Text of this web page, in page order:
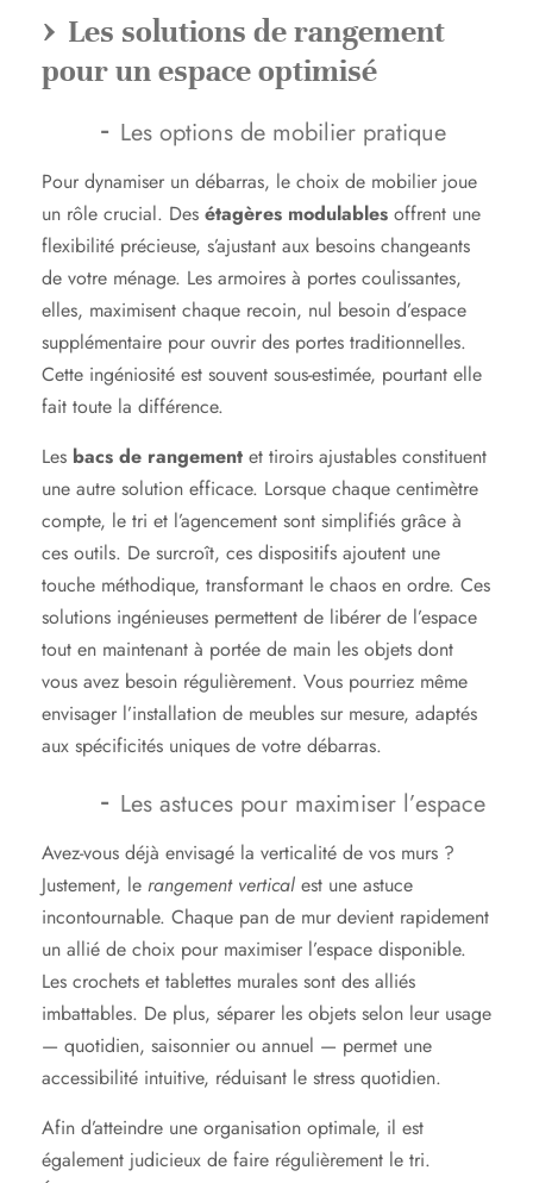
Les solutions de rangement
pour un espace optimisé
Les options de mobilier pratique
Pour dynamiser un débarras, le choix de mobilier joue
un rôle crucial. Des étagères modulables offrent une
flexibilité précieuse, s’ajustant aux besoins changeants
de votre ménage. Les armoires à portes coulissantes,
elles, maximisent chaque recoin, nul besoin d’espace
supplémentaire pour ouvrir des portes traditionnelles.
Cette ingéniosité est souvent sous-estimée, pourtant elle
fait toute la différence.
Les bacs de rangement et tiroirs ajustables constituent
une autre solution efficace. Lorsque chaque centimètre
compte, le tri et l’agencement sont simplifiés grâce à
ces outils. De surcroît, ces dispositifs ajoutent une
touche méthodique, transformant le chaos en ordre. Ces
solutions ingénieuses permettent de libérer de l’espace
tout en maintenant à portée de main les objets dont
vous avez besoin régulièrement. Vous pourriez même
envisager l’installation de meubles sur mesure, adaptés
aux spécificités uniques de votre débarras.
Les astuces pour maximiser l’espace
Avez-vous déjà envisagé la verticalité de vos murs ?
Justement, le rangement vertical est une astuce
incontournable. Chaque pan de mur devient rapidement
un allié de choix pour maximiser l’espace disponible.
Les crochets et tablettes murales sont des alliés
imbattables. De plus, séparer les objets selon leur usage
— quotidien, saisonnier ou annuel — permet une
accessibilité intuitive, réduisant le stress quotidien.
Afin d’atteindre une organisation optimale, il est
également judicieux de faire régulièrement le tri.